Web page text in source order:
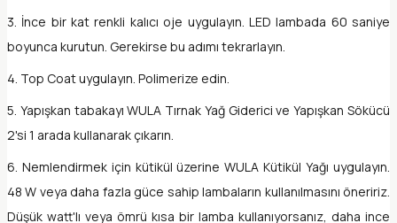
3. İnce bir kat renkli kalıcı oje uygulayın. LED lambada 60 saniye
boyunca kurutun. Gerekirse bu adımı tekrarlayın.
4. Top Coat uygulayın. Polimerize edin.
5. Yapışkan tabakayı WULA Tırnak Yağ Giderici ve Yapışkan Sökücü
2'si 1 arada kullanarak çıkarın.
6. Nemlendirmek için kütikül üzerine WULA Kütikül Yağı uygulayın.
48 W veya daha fazla güce sahip lambaların kullanılmasını öneririz.
Düşük watt'lı veya ömrü kısa bir lamba kullanıyorsanız, daha ince